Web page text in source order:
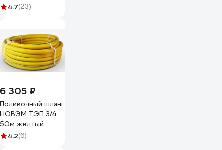
резиновый,
(рукав)
поливочный 50м
СЗРТ 20-0,4-В
50м
4.7(23)
6 305 ₽
Поливочный шланг
НОВЭМ ТЭП 3/4
50м желтый
4.2(6)